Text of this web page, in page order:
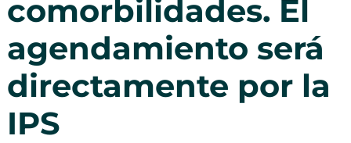
comorbilidades. El
agendamiento será
directamente por la
IPS